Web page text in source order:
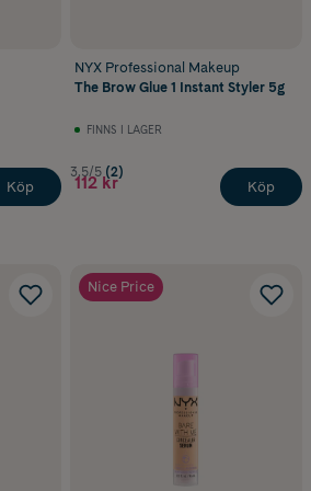
Köp
NYX Professional Makeup
The Brow Glue 1 Instant Styler 5g
FINNS I LAGER
3.5/5 (2)
112 kr Köp
Nice Price